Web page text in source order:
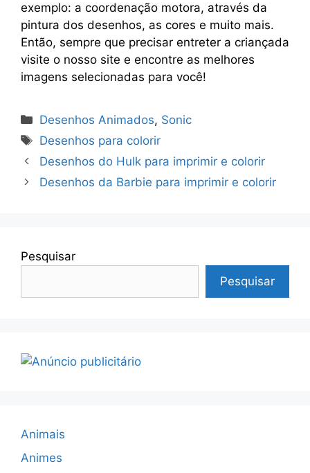
exemplo: a coordenação motora, através da
pintura dos desenhos, as cores e muito mais.
Então, sempre que precisar entreter a criançada
visite o nosso site e encontre as melhores
imagens selecionadas para você!
Categorias
Desenhos Animados, Sonic
Tags
Desenhos para colorir
Desenhos do Hulk para imprimir e colorir
Desenhos da Barbie para imprimir e colorir
Pesquisar
Pesquisar
Animais
Animes